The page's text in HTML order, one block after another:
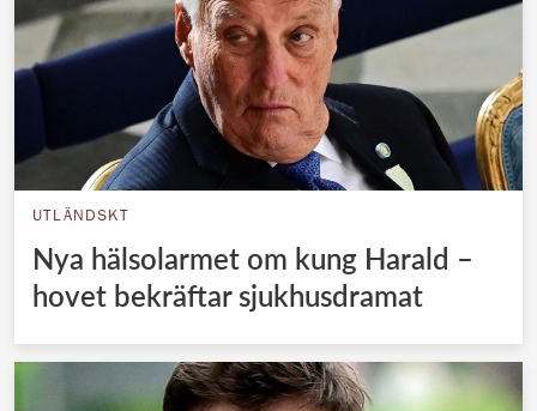
UTLÄNDSKT
Nya hälsolarmet om kung Harald –
hovet bekräftar sjukhusdramat